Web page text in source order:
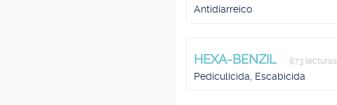
Antidiarreico
HEXA-BENZIL 873 lecturas
Pediculicida, Escabicida